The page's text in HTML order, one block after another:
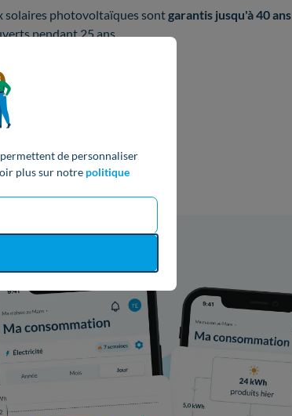
de personnaliser
plus sur notre politique
solaires photovoltaïques sontgarantis jusqu'à 40 ans
pendant 25 ans.